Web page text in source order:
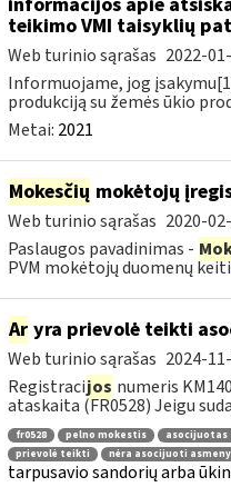
teikimo VMI taisyklių
Web turinio sąrašas 2022-
Informuojame, jog
produkciją su žemės ūkio
Metai: 2021
Mokesčių mokėtojų
Web turinio sąrašas 2020-
Paslaugos pavadinimas -
PVM mokėtojų duomenų
Aryra prievolė teikti
Web turinio sąrašas 2024-
Registracijos numeris
ataskaita (FR0528) Jeigu
fr0528 pelno mokestis asocijuotas
prievolė teikti
nėra asocijuoti
tarpusavio sandorių arba